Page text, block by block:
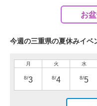
お
今週の三重県の夏休みイベ
月
8/3
火
8/4
水
8/5